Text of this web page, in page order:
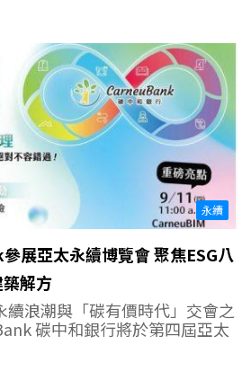
永續
展亞太永續博覽會 聚焦ESG八
解方
續浪潮與「碳有價時代」交會之
碳中和銀行將於第四屆亞太